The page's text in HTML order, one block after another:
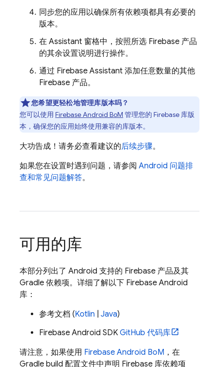
同步您的应用以确保所有依赖项都具有必要的
版本。
在 Assistant 窗格中，按照所选 Firebase 产品
的其余设置说明进行操作。
通过 Firebase Assistant 添加任意数量的其他
Firebase 产品。
您希望更轻松地管理库版本吗？
您可以使用 Firebase Android BoM 管理您的 Firebase 库版
本，确保您的应用始终使用兼容的库版本。
大功告成！请务必查看建议的后续步骤。
如果您在设置时遇到问题，请参阅 Android 问题排
查和常见问题解答。
可用的库
本部分列出了 Android 支持的 Firebase 产品及其
Gradle 依赖项。详细了解以下 Firebase Android
库：
参考文档 (Kotlin Java)
Firebase Android SDK GitHub 代码库
请注意，如果使用 Firebase Android BoM ，在
Gradle build 配置文件中声明 Firebase 库依赖项